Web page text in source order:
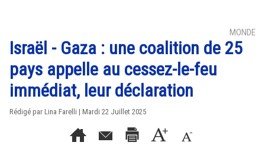
MONDE
Israël - Gaza : une coalition de 25
pays appelle au cessez-le-feu
immédiat, leur déclaration
Rédigé par Lina Farelli | Mardi 22 Juillet 2025